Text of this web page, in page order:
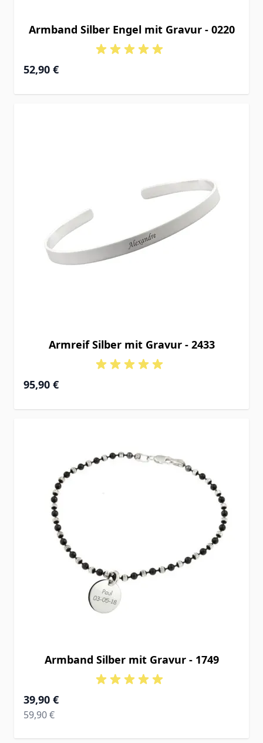
Armband Silber Engel mit Gravur - 0220
52,90 €
Armreif Silber mit Gravur - 2433
95,90 €
Armband Silber mit Gravur - 1749
Ab
39,90 €
Regular Price
59,90 €